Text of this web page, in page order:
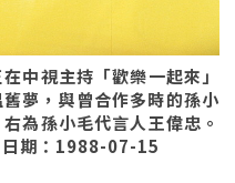
中視主持「歡樂一起來」
夢，與曾合作多時的孫小
為孫小毛代言人王偉忠。
日期：1988-07-15